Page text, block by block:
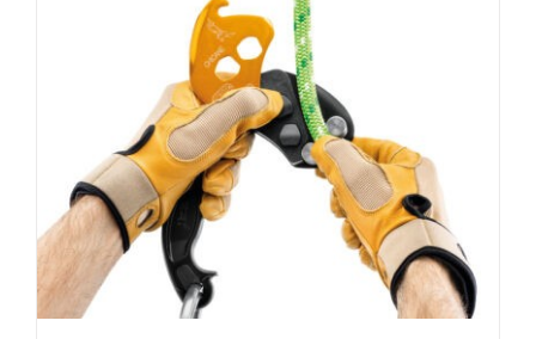
IN DEN WARENKORB / DETAILS